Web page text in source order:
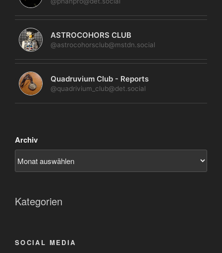
ASTROCOHORS CLUB
@astrocohorsclub@mstdn.social
Quadruvium Club - Reports
@quadrivium_club@det.social
Archiv
Kategorien
SOCIAL MEDIA